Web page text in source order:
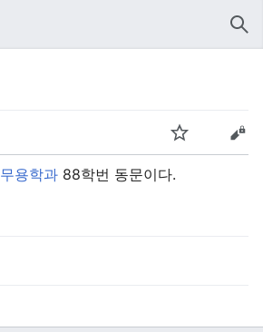
무용학과 88학번 동문이다.